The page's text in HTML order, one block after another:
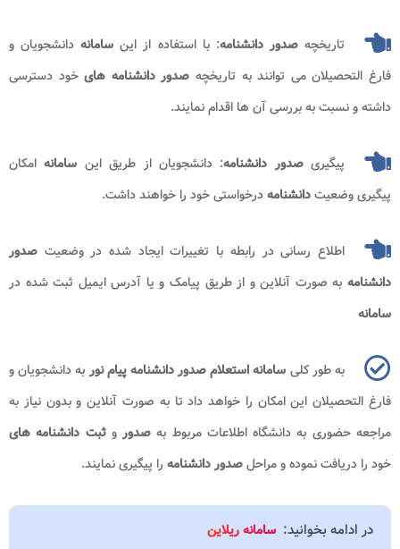
تاریخچهصدور دانشنامه: با استفاده از این سامانه دانشجویان و
فارغ التحصیلان می توانند به تاریخچه صدور دانشنامه هایخود دسترسی
داشته و نسبت به بررسی آن ها اقدام نمایند.
پیگیریصدور دانشنامه: دانشجویان از طریق این سامانه امکان
پیگیری وضعیتدانشنامهدرخواستی خود را خواهند داشت.
اطلاع رسانی در رابطه با تغییرات ایجاد شده در وضعیت صدور
دانشنامه به صورت آنلاین و از طریق پیامک و یا آدرس ایمیل ثبت شده در
سامانه
به طور کلی سامانه استعلام صدور دانشنامه پیام نوربه دانشجویان و
فارغ التحصیلان این امکان را خواهد داد تا به صورت آنلاین و بدون نیاز به
مراجعه حضوری به دانشگاه اطلاعات مربوط به صدوروثبت دانشنامه های
خود را دریافت نموده و مراحلصدور دانشنامه را پیگیری نمایند.
در ادامه بخوانید: سامانه ریلاین